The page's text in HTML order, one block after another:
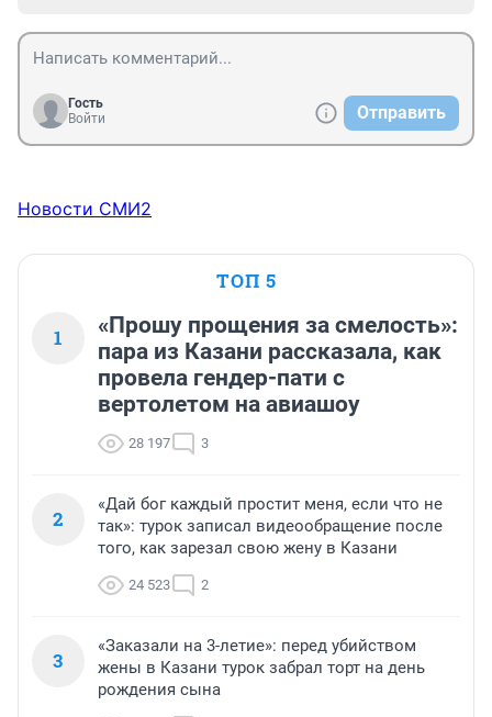
Гость
Войти
Отправить
Новости СМИ2
ТОП 5
1
«Прошу прощения за смелость»:
пара из Казани рассказала, как
провела гендер-пати с
вертолетом на авиашоу
28 197 3
2
«Дай бог каждый простит меня, если что не
так»: турок записал видеообращение после
того, как зарезал свою жену в Казани
24 523 2
3
«Заказали на 3-летие»: перед убийством
жены в Казани турок забрал торт на день
рождения сына